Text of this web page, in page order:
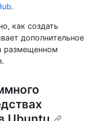
.
как создать
дополнительное
размещенном